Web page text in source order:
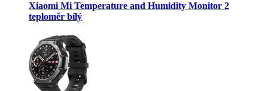
Xiaomi Mi Temperature and Humidity Monitor 2
teploměr bílý